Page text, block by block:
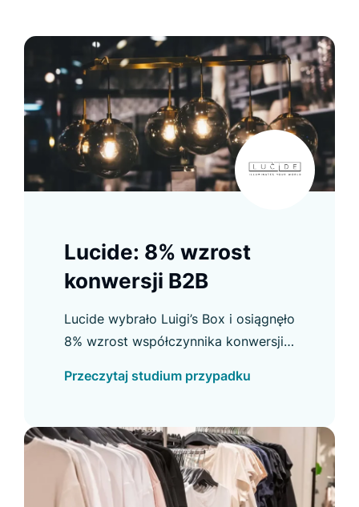
Lucide: 8% wzrost
konwersji B2B
Lucide wybrało Luigi’s Box i osiągnęło
8% wzrost współczynnika konwersji
szczegóły w case study.
Przeczytaj studium przypadku